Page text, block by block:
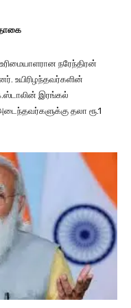
நரேந்திரன்
உயிரிழந்தவர்களின்
இரங்கல்
தலா ரூ.1